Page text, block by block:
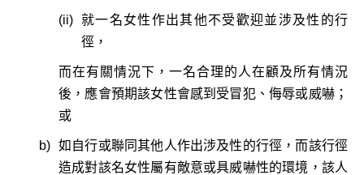
(ii) 就一名女性作出其他不受歡迎並涉及性的行
徑，
而在有關情況下，一名合理的人在顧及所有情況
後，應會預期該女性會感到受冒犯、侮辱或威嚇；
或
b) 如自行或聯同其他人作出涉及性的行徑，而該行徑
造成對該名女性屬有敵意或具威嚇性的環境，該人